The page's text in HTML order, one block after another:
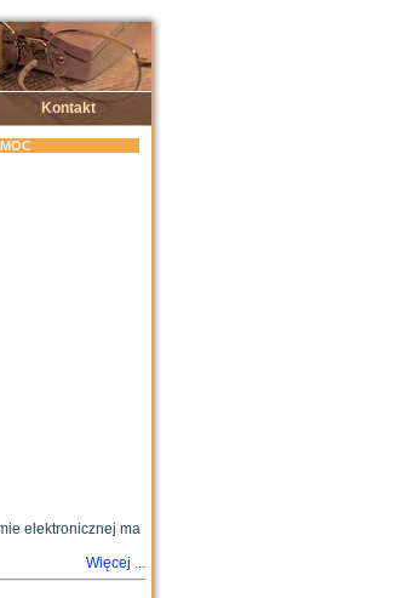
Kontakt
elektronicznej ma
Więcej ...